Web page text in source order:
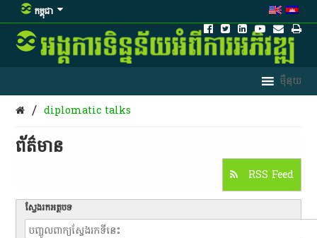
កម្ពុជា
/ diplomatic talks
ព័ត៌មាន​
RSS Feed
ស្វែងរកអត្ថបទ